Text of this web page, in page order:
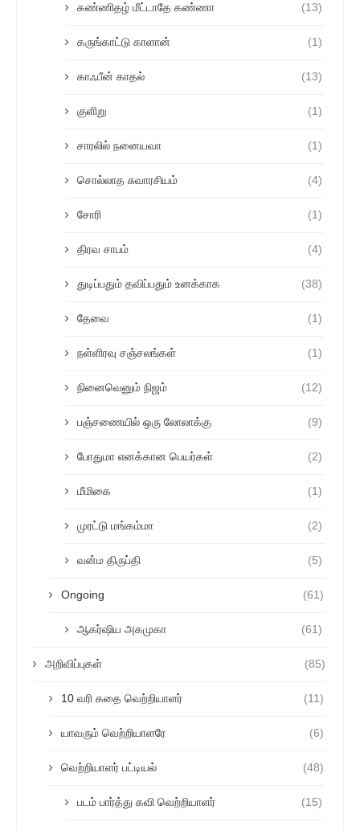
கண்ணிதழ் மீட்டாதே கண்ணா (13)
கருங்காட்டு காளான் (1)
காஃபீன் காதல் (13)
குளிறு (1)
சாரலில் நனையவா (1)
சொல்லாத சுவாரசியம் (4)
சோரி (1)
திரவ சாபம் (4)
துடிப்பதும் தவிப்பதும் உனக்காக (38)
தேவை (1)
நள்ளிரவு சஞ்சலங்கள் (1)
நினைவெனும் நிஜம் (12)
பஞ்சணையில் ஒரு லோலாக்கு (9)
போதுமா எனக்கான பெயர்கள் (2)
மீமிகை (1)
முரட்டு மங்கம்மா (2)
வன்ம திருப்தி (5)
Ongoing (61)
ஆகர்ஷிய அகமுகா (61)
அறிவிப்புகள் (85)
10 வரி கதை வெற்றியாளர் (11)
யாவரும் வெற்றியாளரே (6)
வெற்றியாளர் பட்டியல் (48)
படம் பார்த்து கவி வெற்றியாளர் (15)